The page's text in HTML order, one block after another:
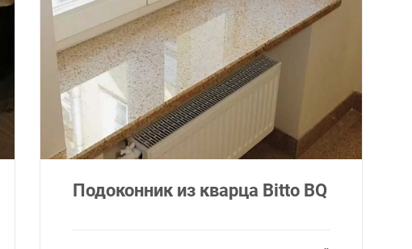
Подоконник из кварца Bitto BQ